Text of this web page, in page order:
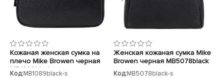
Кожаная женская сумка на
плечо Mike Browen черная
MB1089black
Код:MB1089black-s
Женская кожаная сумка Mike
Browen черная MB5078black
Код:MB5078black-s